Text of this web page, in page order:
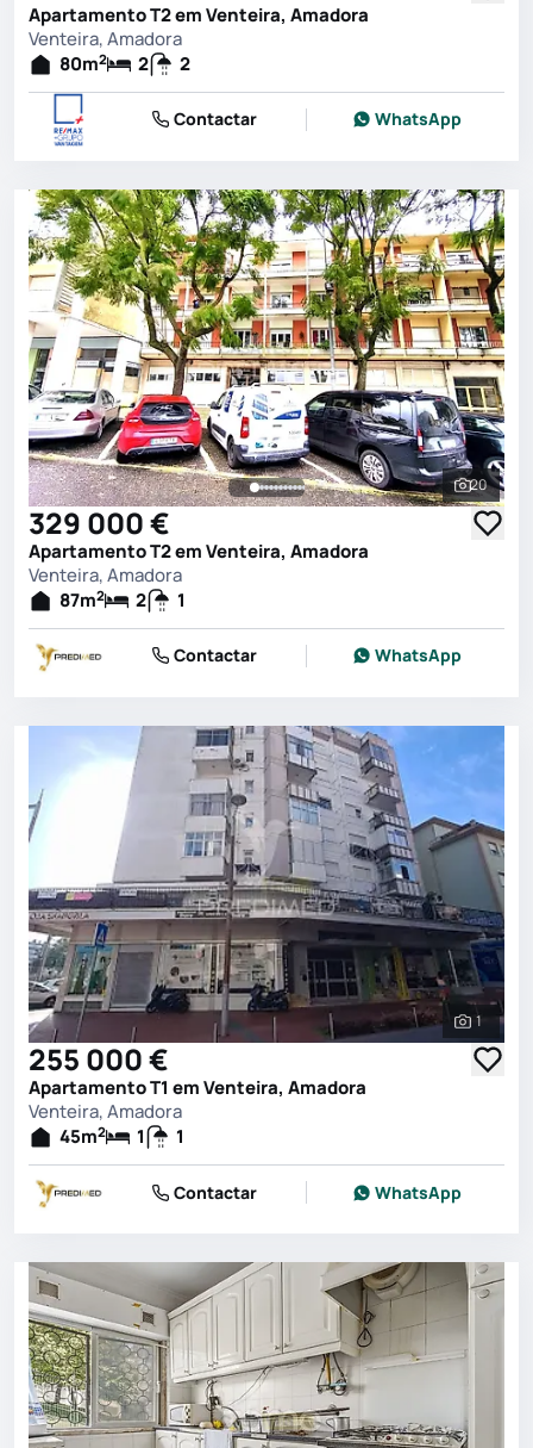
Apartamento T2 em Venteira, Amadora
Venteira, Amadora
80m2 2 2
Contactar WhatsApp
Ver
20
329 000 €
Apartamento T2 em Venteira, Amadora
Venteira, Amadora
87m2 2 1
Contactar WhatsApp
Ver
1
255 000 €
Apartamento T1 em Venteira, Amadora
Venteira, Amadora
45m2 1 1
Contactar WhatsApp